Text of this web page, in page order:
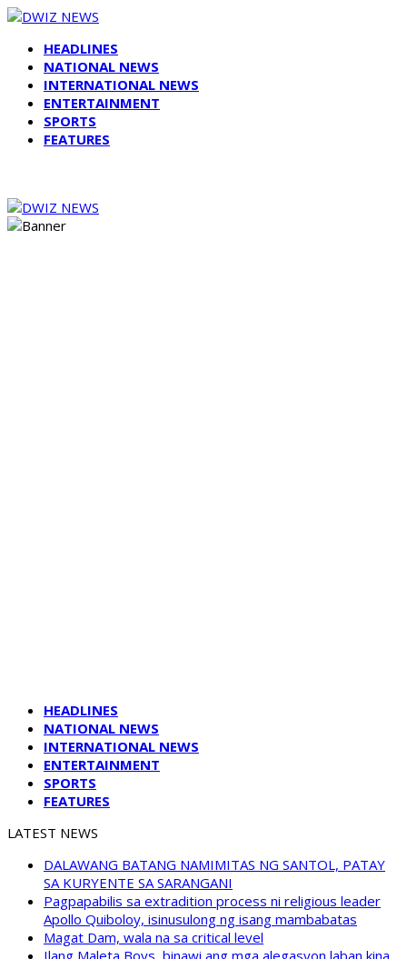
HEADLINES
NATIONAL NEWS
INTERNATIONAL NEWS
ENTERTAINMENT
SPORTS
FEATURES
HEADLINES
NATIONAL NEWS
INTERNATIONAL NEWS
ENTERTAINMENT
SPORTS
FEATURES
LATEST NEWS
DALAWANG BATANG NAMIMITAS NG SANTOL, PATAY
SA KURYENTE SA SARANGANI
Pagpapabilis sa extradition process ni religious leader
Apollo Quiboloy, isinusulong ng isang mambabatas
Magat Dam, wala na sa critical level
Ilang Maleta Boys, binawi ang mga alegasyon laban kina